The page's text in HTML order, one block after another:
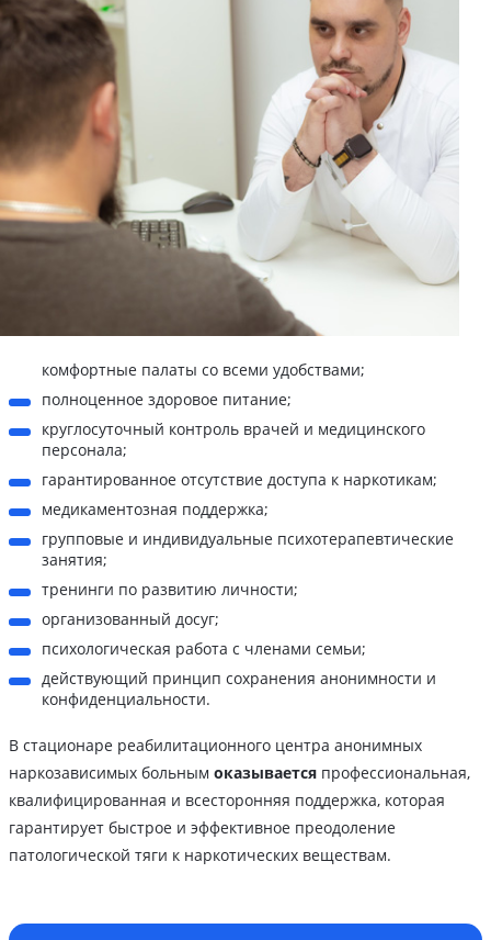
комфортные палаты со всеми удобствами;
полноценное здоровое питание;
круглосуточный контроль врачей и медицинского
персонала;
гарантированное отсутствие доступа к наркотикам;
медикаментозная поддержка;
групповые и индивидуальные психотерапевтические
занятия;
тренинги по развитию личности;
организованный досуг;
психологическая работа с членами семьи;
действующий принцип сохранения анонимности и
конфиденциальности.
В стационаре реабилитационного центра анонимных
наркозависимых больным оказывается профессиональная,
квалифицированная и всесторонняя поддержка, которая
гарантирует быстрое и эффективное преодоление
патологической тяги к наркотических веществам.